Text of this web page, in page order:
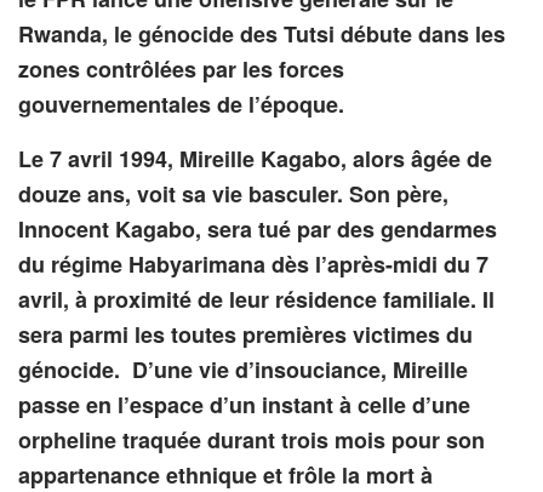
Rwanda, le génocide des Tutsi débute dans les
zones contrôlées par les forces
gouvernementales de l’époque.
Le 7 avril 1994, Mireille Kagabo, alors âgée de
douze ans, voit sa vie basculer. Son père,
Innocent Kagabo, sera tué par des gendarmes
du régime Habyarimana dès l’après-midi du 7
avril, à proximité de leur résidence familiale. Il
sera parmi les toutes premières victimes du
génocide. D’une vie d’insouciance, Mireille
passe en l’espace d’un instant à celle d’une
orpheline traquée durant trois mois pour son
appartenance ethnique et frôle la mort à